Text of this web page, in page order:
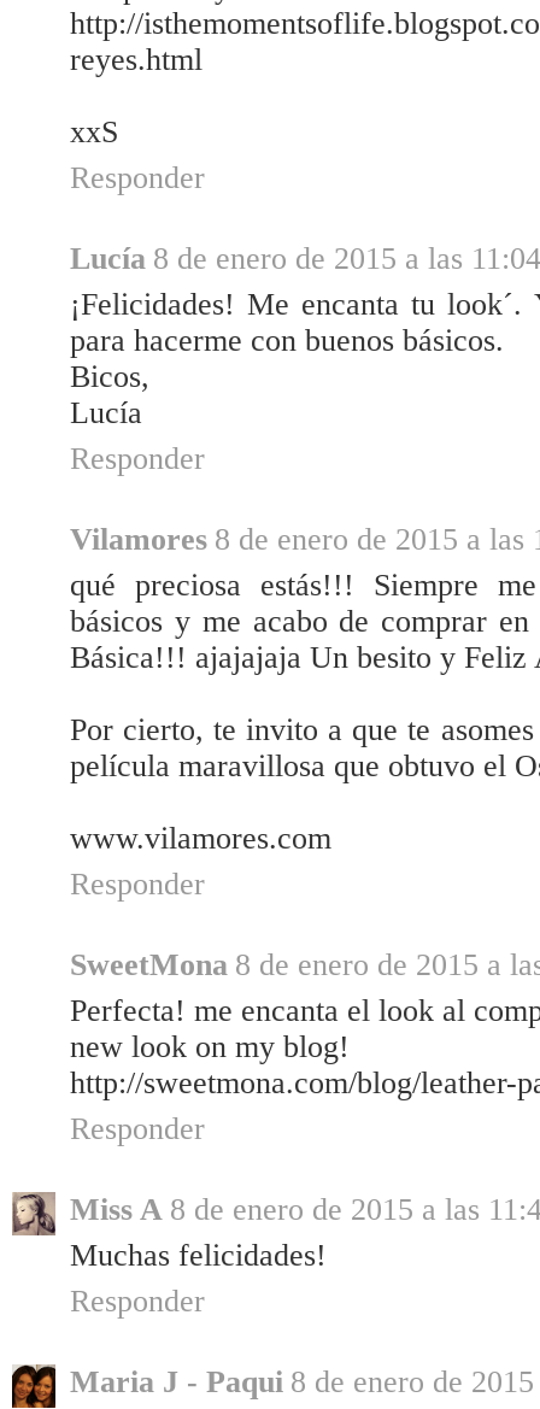
http://
reyes.html
xxS
Responder
Lucía 8 de enero de 2015 a las 11:04
¡Felicidades! Me encanta tu
para hacerme con buenos básicos.
Bicos,
Lucía
Responder
Vilamores 8 de enero de 2015 a las
qué preciosa estás!!! Siempre
básicos y me acabo de comprar
Básica!!! ajajajaja Un besito y Feliz
Por cierto, te invito a que te
película maravillosa que obtuvo el
www.vilamores.com
Responder
SweetMona 8 de enero de 2015 a
Perfecta! me encanta el look al
new look on my blog!
http://sweetmona.com/blog/leather-
Responder
Miss A 8 de enero de 2015 a las
Muchas felicidades!
Responder
Maria J - Paqui 8 de enero de